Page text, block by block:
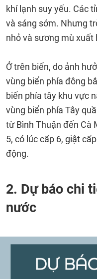
khí lạnh suy yếu. Các
và sáng sớm. Nhưng
nhỏ và sương mù xuất
Ở trên biển, do ảnh
vùng biển phía đông
biển phía tây khu vực
vùng biển phía Tây
từ Bình Thuận đến Cà
5, có lúc cấp 6, giật
động.
2. Dự báo chi
nước